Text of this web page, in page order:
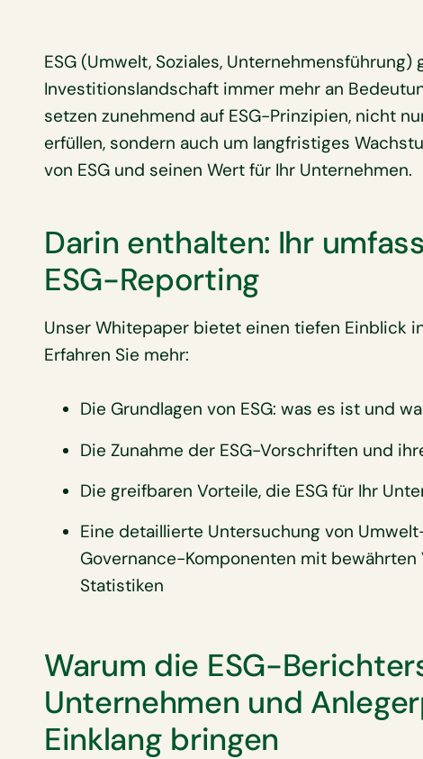
ESG (Umwelt, Soziales,
Investitionslandschaft immer mehr an
setzen zunehmend auf ESG-Prinzipien, nicht
erfüllen, sondern auch um langfristiges
von ESG und seinen Wert für Ihr Unternehmen.
Darin enthalten: Ihr
ESG-Reporting
Unser Whitepaper bietet einen tiefen Einblick
Erfahren Sie mehr:
Die Grundlagen von ESG: was es ist und
Die Zunahme der ESG-Vorschriften und
Die greifbaren Vorteile, die ESG für Ihr
Eine detaillierte Untersuchung von
Governance-Komponenten mit bewährten
Statistiken
Warum die ESG-
Unternehmen und
Einklang bringen